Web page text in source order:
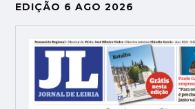
EDIÇÃO 6 AGO 2026